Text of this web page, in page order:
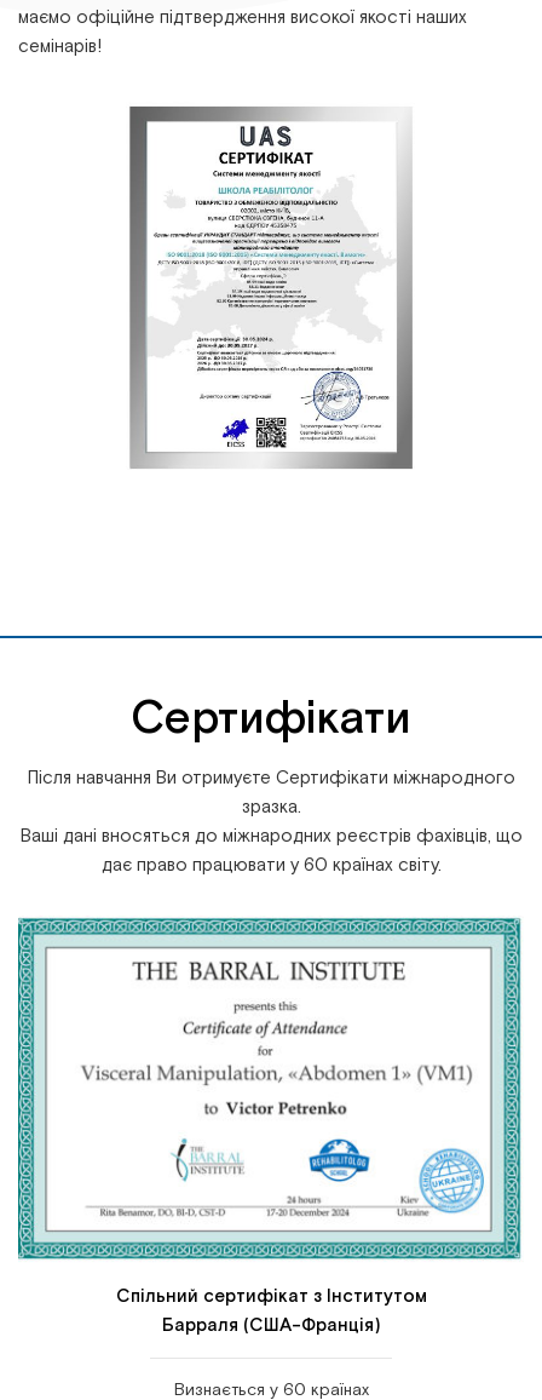
маємо офіційне підтвердження високої якості наших
семінарів!
Сертифікати
Після навчання Ви отримуєте Сертифікати міжнародного
зразка.
Ваші дані вносяться до міжнародних реєстрів фахівців, що
дає право працювати у 60 країнах світу.
Спільний сертифікат з Інститутом
Барраля (США-Франція)
Визнається у 60 країнах